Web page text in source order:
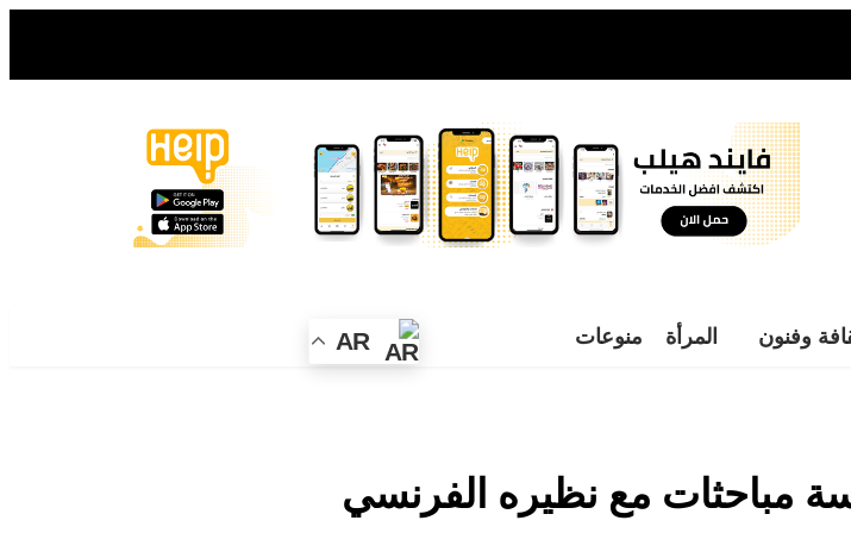
وفنون المرأة منوعات AR
مباحثات مع نظيره الفرنسي